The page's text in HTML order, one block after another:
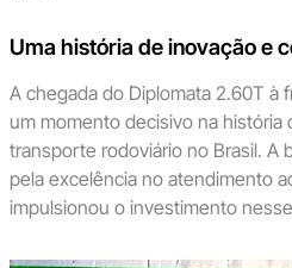
Uma história de inovação e
A chegada do Diplomata 2.60T à
um momento decisivo na história
transporte rodoviário no Brasil. A
pela excelência no atendimento
impulsionou o investimento